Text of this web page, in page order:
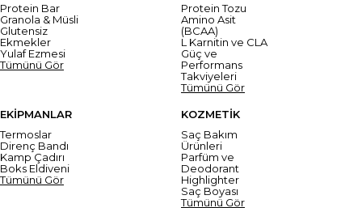
Protein Bar
Granola & Müsli
Glutensiz
Ekmekler
Yulaf Ezmesi
Tümünü Gör
Protein Tozu
Amino Asit
(BCAA)
L Karnitin ve CLA
Güç ve
Performans
Takviyeleri
Tümünü Gör
EKİPMANLAR
Termoslar
Direnç Bandı
Kamp Çadırı
Boks Eldiveni
Tümünü Gör
KOZMETİK
Saç Bakım
Ürünleri
Parfüm ve
Deodorant
Highlighter
Saç Boyası
Tümünü Gör